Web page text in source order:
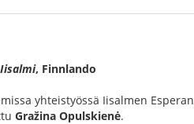
Iisalmi, Finnlando
yhteistyössä Iisalmen
Gražina Opulskienė.